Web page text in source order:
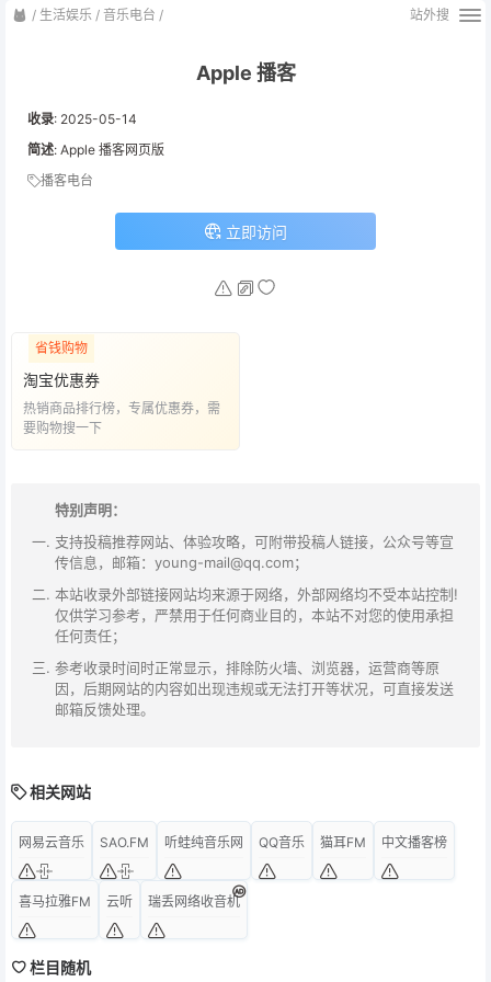
/ 生活娱乐 / 音乐电台 / 站外搜
Apple 播客
收录: 2025-05-14
简述: Apple 播客网页版
播客电台
立即访问
省钱购物
淘宝优惠券
热销商品排行榜，专属优惠券，需
要购物搜一下
特别声明：
支持投稿推荐网站、体验攻略，可附带投稿人链接，公众号等宣
传信息，邮箱：young-mail@qq.com；
本站收录外部链接网站均来源于网络，外部网络均不受本站控制!
仅供学习参考，严禁用于任何商业目的，本站不对您的使用承担
任何责任；
参考收录时间时正常显示，排除防火墙、浏览器，运营商等原
因，后期网站的内容如出现违规或无法打开等状况，可直接发送
邮箱反馈处理。
相关网站
网易云音乐 SAO.FM 听蛙纯音乐网 QQ音乐 猫耳FM 中文播客榜
喜马拉雅FM 云听 瑞丢网络收音机
栏目随机